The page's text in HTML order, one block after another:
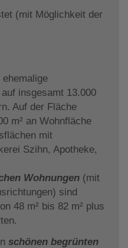
(mit Möglichkeit der
insgesamt 13.000
Auf der Fläche
m² an Wohnfläche
mit
Szihn, Apotheke,
Wohnungen (mit
sind
48 m² bis 82 m² plus
schönen begrünten